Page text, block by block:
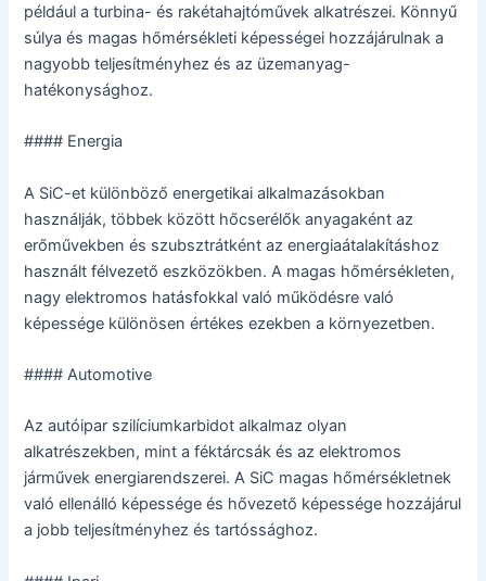
például a turbina- és rakétahajtóművek alkatrészei. Könnyű
súlya és magas hőmérsékleti képességei hozzájárulnak a
nagyobb teljesítményhez és az üzemanyag-
hatékonysághoz.
#### Energia
A SiC-et különböző energetikai alkalmazásokban
használják, többek között hőcserélők anyagaként az
erőművekben és szubsztrátként az energiaátalakításhoz
használt félvezető eszközökben. A magas hőmérsékleten,
nagy elektromos hatásfokkal való működésre való
képessége különösen értékes ezekben a környezetben.
#### Automotive
Az autóipar szilíciumkarbidot alkalmaz olyan
alkatrészekben, mint a féktárcsák és az elektromos
járművek energiarendszerei. A SiC magas hőmérsékletnek
való ellenálló képessége és hővezető képessége hozzájárul
a jobb teljesítményhez és tartóssághoz.